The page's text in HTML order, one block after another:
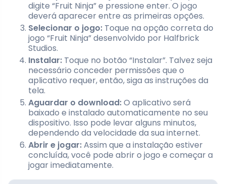
digite “Fruit Ninja” e pressione enter. O jogo
deverá aparecer entre as primeiras opções.
Selecionar o jogo: Toque na opção correta do
jogo “Fruit Ninja” desenvolvido por Halfbrick
Studios.
Instalar: Toque no botão “Instalar”. Talvez seja
necessário conceder permissões que o
aplicativo requer, então, siga as instruções da
tela.
Aguardar o download:O aplicativo será
baixado e instalado automaticamente no seu
dispositivo. Isso pode levar alguns minutos,
dependendo da velocidade da sua internet.
Abrir e jogar:Assim que a instalação estiver
concluída, você pode abrir o jogo e começar a
jogar imediatamente.